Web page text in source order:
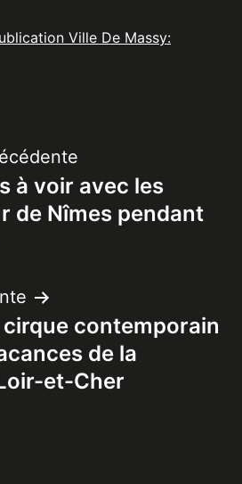
Ville De Massy:
à voir avec les
de Nîmes pendant
contemporain
de la
et-Cher